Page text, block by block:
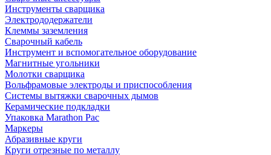
Инструменты сварщика
Электрододержатели
Клеммы заземления
Сварочный кабель
Инструмент и вспомогательное оборудование
Магнитные угольники
Молотки сварщика
Вольфрамовые электроды и приспособления
Системы вытяжки сварочных дымов
Керамические подкладки
Упаковка Marathon Pac
Маркеры
Абразивные круги
Круги отрезные по металлу